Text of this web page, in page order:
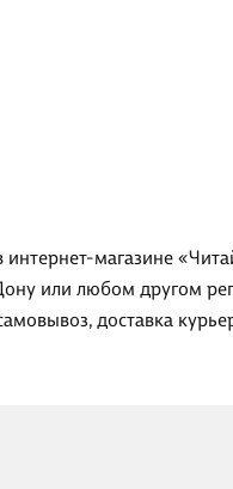
интернет-магазине
или любом другом
доставка